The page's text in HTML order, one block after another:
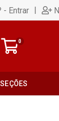
- Entrar |
0
SEÇÕES